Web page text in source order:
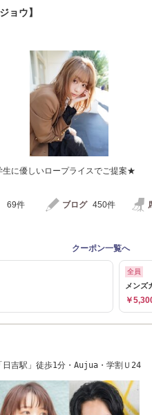
ョウ】
に優しいロープライスでご提案★
69件 ブログ 450件
クーポン一覧へ
全員
メンズ
￥
吉駅」徒歩1分・Aujua・学割Ｕ24